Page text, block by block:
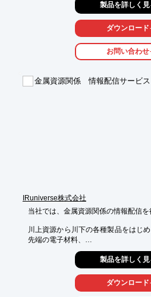
小ロット生産の実現で以下のような
■自社の工場では、稼動の面で効率が
余計に費用と労力がかかってしまう
■多品種を外注に出したくても、小ロ
■利幅が悪いため外注先から敬遠され
製品を詳しく見
ダウンロード
お問い合わせ
金属資源関係 情報配信サービス
IRuniverse株式会社
当社では、金属資源関係の情報配信を
川上資源から川下の各種製品をはじ
先端の電子材料、
半導体市場動向まで、幅広い情報
エネルギー、金属、金融、経済など
提供する情報サイト「MIRUplus」の
製品を詳しく見
ダウンロード